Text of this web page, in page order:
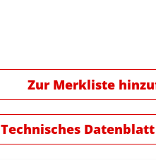
Zur Merkliste
Technisches Datenblatt